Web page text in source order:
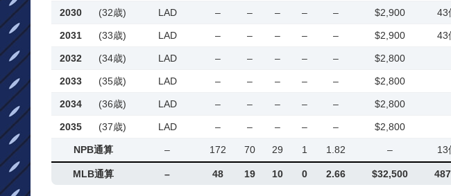
2030 (32歳) LAD – – – – – $2,900 43
2031 (33歳) LAD – – – – – $2,900 43
2032 (34歳) LAD – – – – – $2,800
2033 (35歳) LAD – – – – – $2,800
2034 (36歳) LAD – – – – – $2,800
2035 (37歳) LAD – – – – – $2,800
NPB通算 – 172 70 29 1 1.82 – 13
MLB通算 – 48 19 10 0 2.66 $32,500